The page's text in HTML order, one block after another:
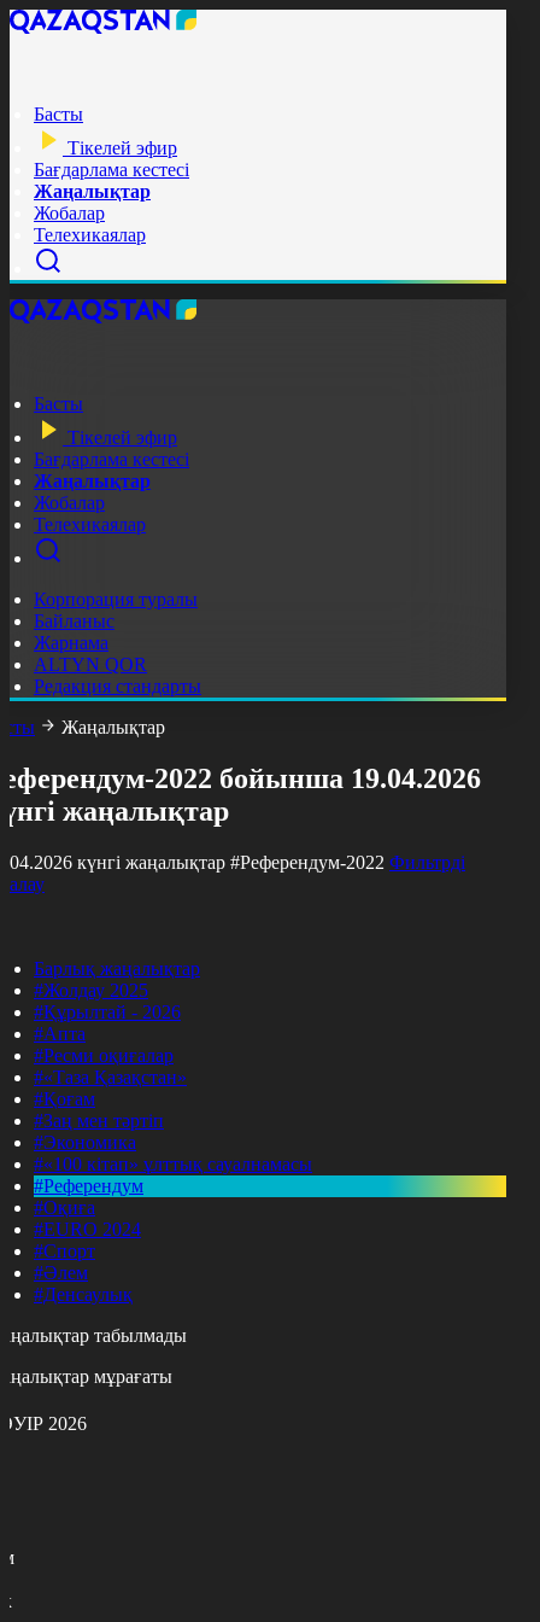
Басты
Тікелей эфир
Бағдарлама кестесі
Жаңалықтар
Жобалар
Телехикаялар
Басты
Тікелей эфир
Бағдарлама кестесі
Жаңалықтар
Жобалар
Телехикаялар
Корпорация туралы
Байланыс
Жарнама
ALTYN QOR
Редакция стандарты
Жаңалықтар
2022 бойынша 19.04.2026
жаңалықтар
күнгі жаңалықтар #Референдум-2022 Фильтрді
Барлық жаңалықтар
#Жолдау 2025
#Құрылтай - 2026
#Апта
#Ресми оқиғалар
#«Таза Қазақстан»
#Қоғам
#Заң мен тәртіп
#Экономика
#«100 кітап» ұлттық сауалнамасы
#Референдум
#Оқиға
#EURO 2024
#Спорт
#Әлем
#Денсаулық
табылмады
мұрағаты
2026